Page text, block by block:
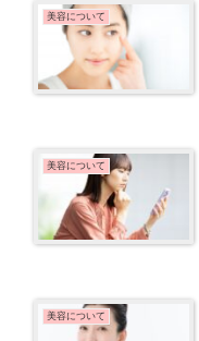
美容について
美容について
美容について